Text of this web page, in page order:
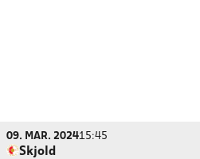
09. MAR. 202415:45
Skjold